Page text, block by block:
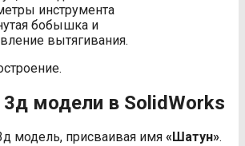
инструмента
бобышка и
вытягивания.
3д модели в SolidWorks
модель, присваивая имя «Шатун».